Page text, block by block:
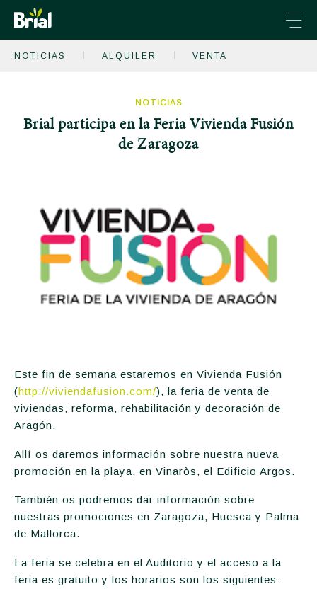
+34 976 231 666
VENTA DE INMUEBLES
CONSTRUCCIÓN
CONÓCENOS
CONTACTO
NOTICIAS ALQUILER VENTA
NOTICIAS
Brial participa en la Feria Vivienda Fusión
de Zaragoza
Este fin de semana estaremos en Vivienda Fusión
(http://viviendafusion.com/), la feria de venta de
viviendas, reforma, rehabilitación y decoración de
Aragón.
Allí os daremos información sobre nuestra nueva
promoción en la playa, en Vinaròs, el Edificio Argos.
También os podremos dar información sobre
nuestras promociones en Zaragoza, Huesca y Palma
de Mallorca.
La feria se celebra en el Auditorio y el acceso a la
feria es gratuito y los horarios son los siguientes: